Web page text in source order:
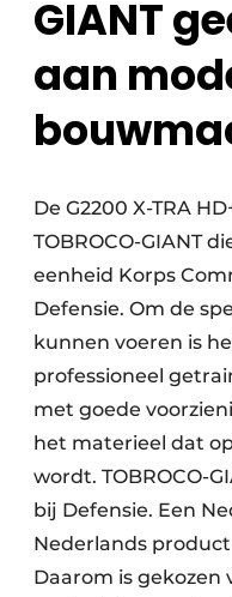
GIANT
aan
De G2200 X-TRA
TOBROCO-GIANT
eenheid Korps
Defensie. Om de
kunnen voeren is
professioneel
met goede
het materieel dat
wordt. TOBROCO-
bij Defensie. Een
Nederlands
Daarom is gekozen